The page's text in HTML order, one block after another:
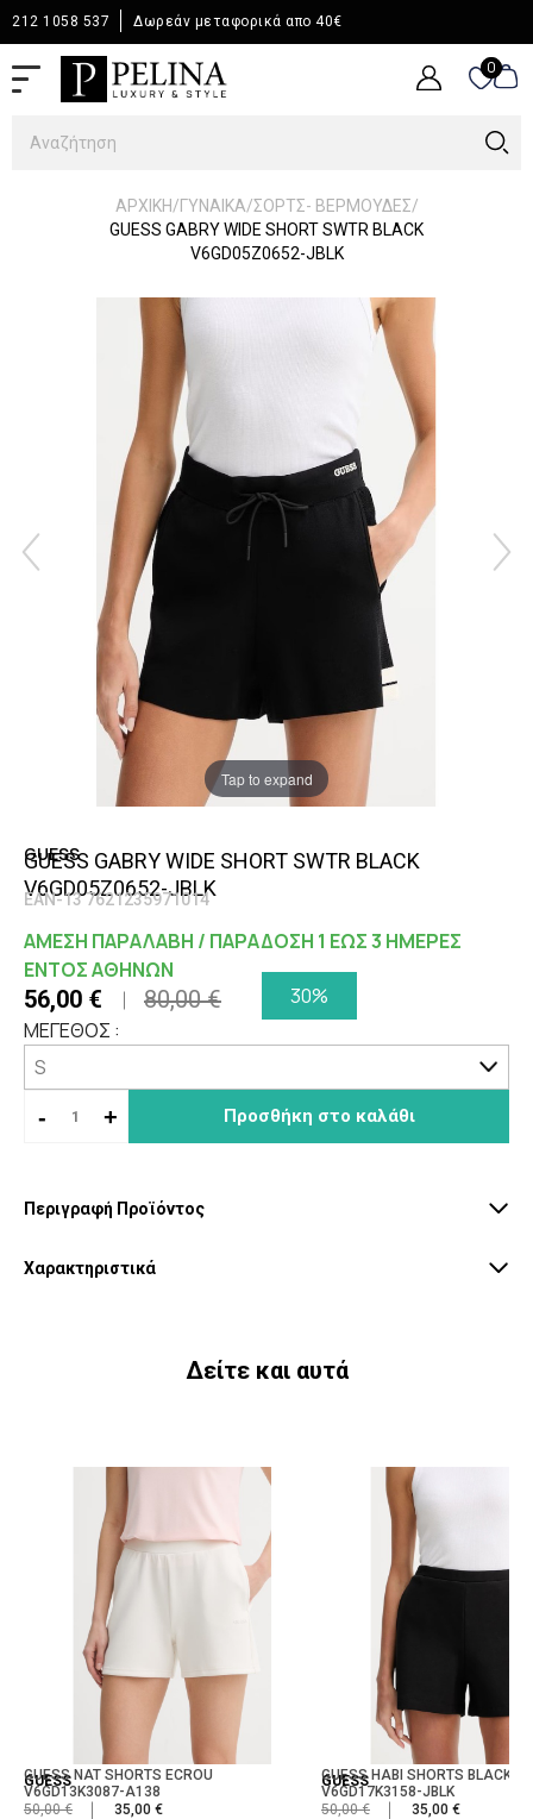
212 1058 537 Δωρεάν μεταφορικά απο 40€
0
0
ΑΡΧΙΚΉ/ΓΥΝΑΙΚΑ/ΣΟΡΤΣ- ΒΕΡΜΟΥΔΕΣ/
GUESS GABRY WIDE SHORT SWTR BLACK
V6GD05Z0652-JBLK
Tap to expand
GUESS
GUESS GABRY WIDE SHORT SWTR BLACK
V6GD05Z0652-JBLK
EAN-13 7621235971014
ΑΜΕΣΗ ΠΑΡΑΛΑΒΗ / ΠΑΡΑΔΟΣΗ 1 ΕΩΣ 3 ΗΜΕΡΕΣ
ΕΝΤΟΣ ΑΘΗΝΩΝ
56,00 € 80,00 €
30%
ΜΕΓΕΘΟΣ :
- + Προσθήκη στο καλάθι
Περιγραφή Προϊόντος
Χαρακτηριστικά
Δείτε και αυτά
GUESS
GUESS NAT SHORTS ECROU
V6GD13K3087-A138
50,00 €
35,00 €
GUESS
GUESS HABI SHORTS BLACK
V6GD17K3158-JBLK
50,00 €
35,00 €